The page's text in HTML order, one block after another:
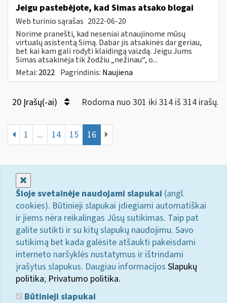
Jeigu pastebėjote, kad Simas atsako blogai
Web turinio sąrašas 2022-06-20
Norime pranešti, kad neseniai atnaujinome mūsų
virtualų asistentą Simą. Dabar jis atsakinės dar geriau,
bet kai kam gali rodyti klaidingą vaizdą. Jeigu Jums
Simas atsakinėja tik žodžiu „nežinau“, o...
Metai: 2022 Pagrindinis: Naujiena
20 Įrašų(-ai) Rodoma nuo 301 iki 314 iš 314 irašų.
1 ... 14 15 16
Šioje svetainėje naudojami slapukai (angl.
cookies). Būtinieji slapukai įdiegiami automatiškai
ir jiems nėra reikalingas Jūsų sutikimas. Taip pat
galite sutikti ir su kitų slapukų naudojimu. Savo
sutikimą bet kada galėsite atšaukti pakeisdami
interneto naršyklės nustatymus ir ištrindami
įrašytus slapukus. Daugiau informacijos Slapukų
politika; Privatumo politika.
Būtinieji slapukai